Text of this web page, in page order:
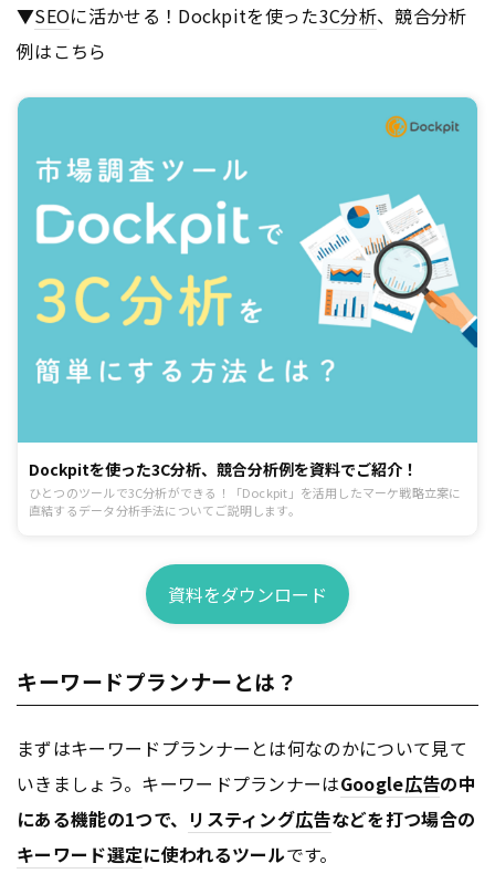
▼SEOに活かせる！Dockpitを使った3C分析、競合分析
例はこちら
Dockpitを使った3C分析、競合分析例を資料でご紹介！
ひとつのツールで3C分析ができる！「Dockpit」を活用したマーケ戦略立案に
直結するデータ分析手法についてご説明します。
資料をダウンロード
キーワードプランナーとは？
まずはキーワードプランナーとは何なのかについて見て
いきましょう。キーワードプランナーはGoogle広告の中
にある機能の1つで、 リスティング広告などを打つ場合の
キーワード選定に使われるツールです。